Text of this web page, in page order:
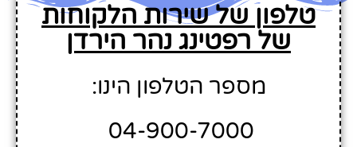
טלפון של שירות הלקוחות
של רפטינג נהר הירדן
מספר הטלפון הינו:
04-900-7000